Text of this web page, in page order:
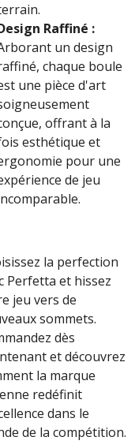
Raffiné :
un design
chaque boule
une pièce d'art
offrant à la
esthétique et
pour une
de jeu
la perfection
Perfetta et hissez
jeu vers de
sommets.
dès
et découvrez
la marque
redéfinit
dans le
de la compétition.